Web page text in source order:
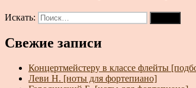
Искать:
Свежие записи
Концертмейстеру в классе флейты
Леви Н. [ноты для фортепиано]